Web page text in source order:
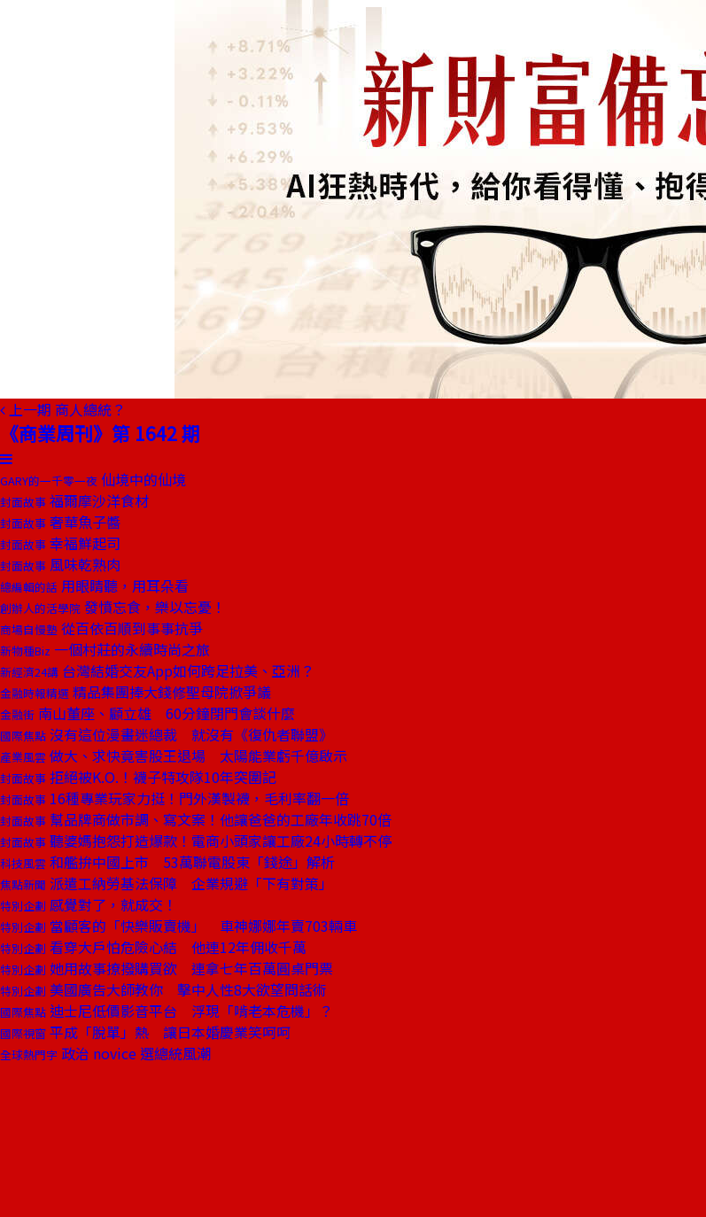
上一期 商人總統？
《商業周刊》第 1642 期
GARY的一千零一夜 仙境中的仙境
封面故事 福爾摩沙洋食材
封面故事 奢華魚子醬
封面故事 幸福鮮起司
封面故事 風味乾熟肉
總編輯的話 用眼睛聽，用耳朵看
創辦人的活學院 發憤忘食，樂以忘憂！
商場自慢塾 從百依百順到事事抗爭
新物種Biz 一個村莊的永續時尚之旅
新經濟24講 台灣結婚交友App如何跨足拉美、亞洲？
金融時報精選 精品集團捧大錢修聖母院掀爭議
金融街 南山董座、顧立雄 60分鐘閉門會談什麼
國際焦點 沒有這位漫畫迷總裁 就沒有《復仇者聯盟》
產業風雲 做大、求快竟害股王退場 太陽能業虧千億啟示
封面故事 拒絕被K.O.！襪子特攻隊10年突圍記
封面故事 16種專業玩家力挺！門外漢製襪，毛利率翻一倍
封面故事 幫品牌商做市調、寫文案！他讓爸爸的工廠年收跳70倍
封面故事 聽婆媽抱怨打造爆款！電商小頭家讓工廠24小時轉不停
科技風雲 和艦拚中國上市 53萬聯電股東「錢途」解析
焦點新聞 派遣工納勞基法保障 企業規避「下有對策」
特別企劃 感覺對了，就成交！
特別企劃 當顧客的「快樂販賣機」 車神娜娜年賣703輛車
特別企劃 看穿大戶怕危險心結 他連12年佣收千萬
特別企劃 她用故事撩撥購買欲 連拿七年百萬圓桌門票
特別企劃 美國廣告大師教你 擊中人性8大欲望問話術
國際焦點 迪士尼低價影音平台 浮現「啃老本危機」？
國際視窗 平成「脫單」熱 讓日本婚慶業笑呵呵
全球熱門字 政治 novice 選總統風潮